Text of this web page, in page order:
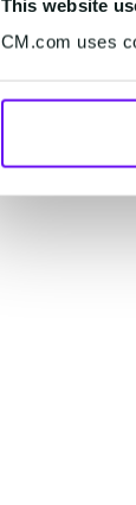
This website
CM.com uses